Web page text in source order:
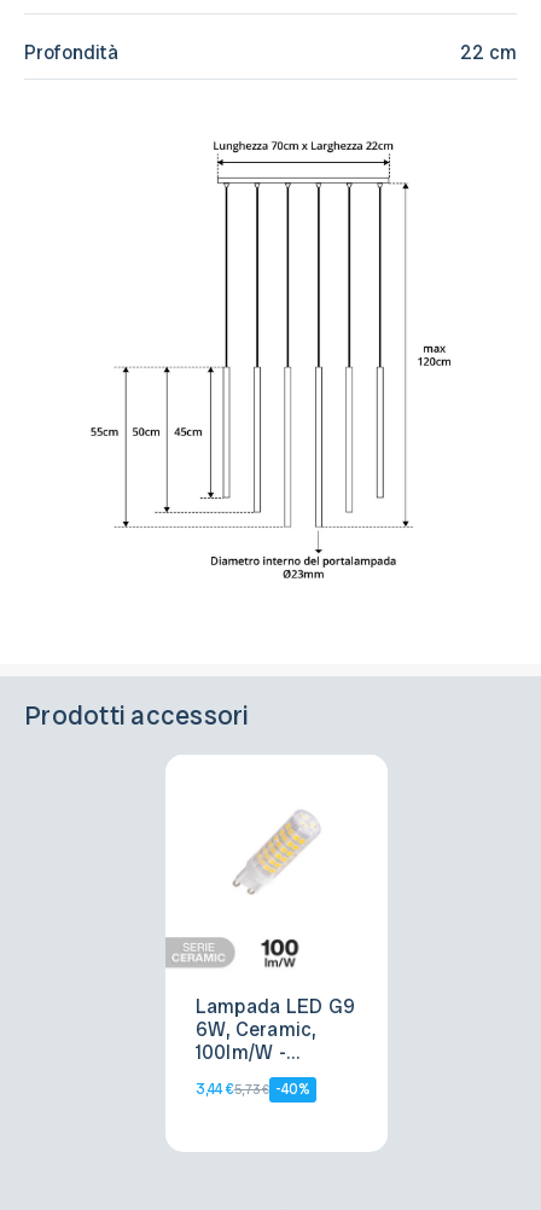
Profondità 22 cm
Prodotti accessori
Lampada LED G9
6W, Ceramic,
100lm/W -
Premium
3,44 €5,73 € -40%